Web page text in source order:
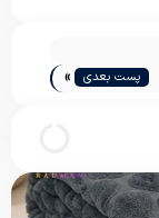
پست بعدی »